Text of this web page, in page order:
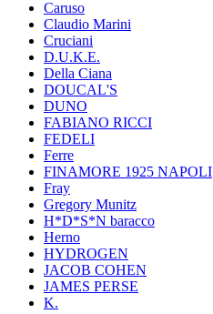
Caruso
Claudio Marini
Cruciani
D.U.K.E.
Della Ciana
DOUCAL'S
DUNO
FABIANO RICCI
FEDELI
Ferre
FINAMORE 1925 NAPOLI
Fray
Gregory Munitz
H*D*S*N baracco
Herno
HYDROGEN
JACOB COHEN
JAMES PERSE
K.